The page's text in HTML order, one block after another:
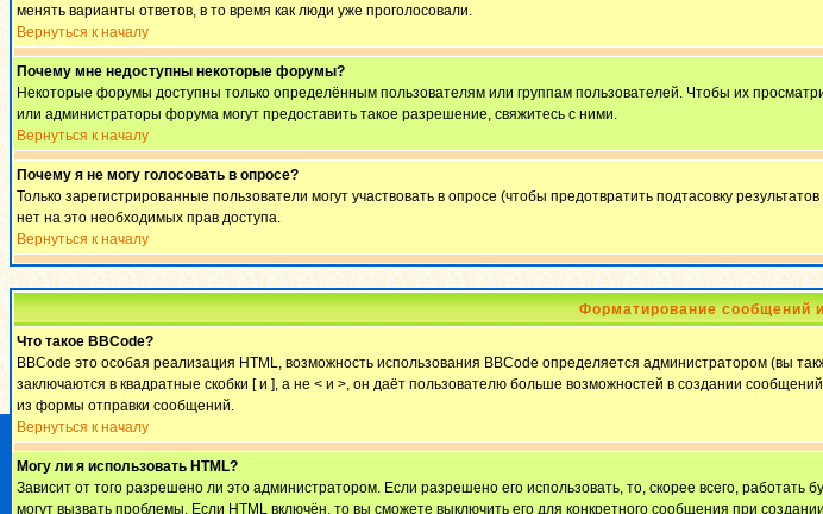
менять варианты ответов, в то время как люди уже проголосовали.
Вернуться к началу
Почему мне недоступны некоторые форумы?
Некоторые форумы доступны только определённым пользователям или группам пользователей. Чтобы их
или администраторы форума могут предоставить такое разрешение, свяжитесь с ними.
Вернуться к началу
Почему я не могу голосовать в опросе?
Только зарегистрированные пользователи могут участвовать в опросе (чтобы предотвратить подтасовку
нет на это необходимых прав доступа.
Вернуться к началу
Форматирование сообщений
Что такое BBCode?
BBCode это особая реализация HTML, возможность использования BBCode определяется администратором (вы
заключаются в квадратные скобки [ и ], а не < и >, он даёт пользователю больше возможностей в создании
из формы отправки сообщений.
Вернуться к началу
Могу ли я использовать HTML?
Зависит от того разрешено ли это администратором. Если разрешено его использовать, то, скорее всего, работать
могут вызвать проблемы. Если HTML включён, то вы сможете выключить его для конкретного сообщения при